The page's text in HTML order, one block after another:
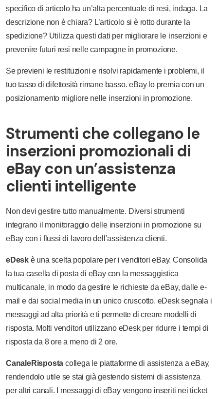
specifico di articolo ha un’alta percentuale di resi, indaga. La
descrizione non è chiara? L’articolo si è rotto durante la
spedizione? Utilizza questi dati per migliorare le inserzioni e
prevenire futuri resi nelle campagne in promozione.
Se previeni le restituzioni e risolvi rapidamente i problemi, il
tuo tasso di difettosità rimane basso. eBay lo premia con un
posizionamento migliore nelle inserzioni in promozione.
Strumenti che collegano le
inserzioni promozionali di
eBay con un’assistenza
clienti intelligente
Non devi gestire tutto manualmente. Diversi strumenti
integrano il monitoraggio delle inserzioni in promozione su
eBay con i flussi di lavoro dell’assistenza clienti.
eDesk è una scelta popolare per i venditori eBay. Consolida
la tua casella di posta di eBay con la messaggistica
multicanale, in modo da gestire le richieste da eBay, dalle e-
mail e dai social media in un unico cruscotto. eDesk segnala i
messaggi ad alta priorità e ti permette di creare modelli di
risposta. Molti venditori utilizzano eDesk per ridurre i tempi di
risposta da 8 ore a meno di 2 ore.
CanaleRisposta collega le piattaforme di assistenza a eBay,
rendendolo utile se stai già gestendo sistemi di assistenza
per altri canali. I messaggi di eBay vengono inseriti nei ticket